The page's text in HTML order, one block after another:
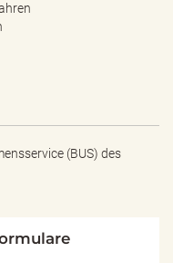
(BUS) des